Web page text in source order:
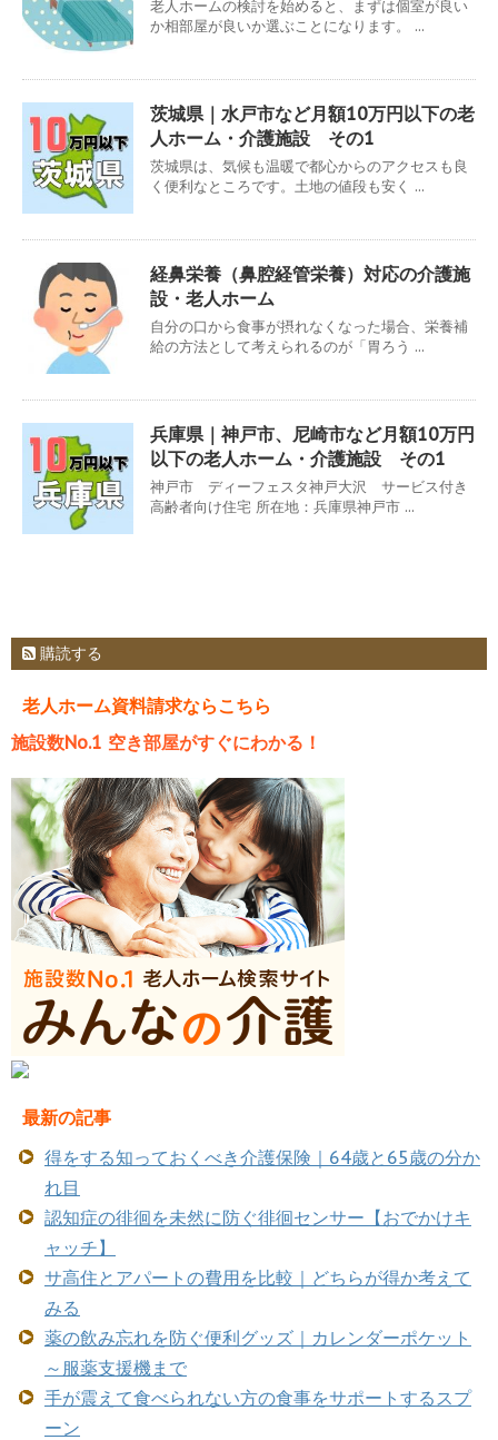
老人ホームの検討を始めると、まずは個室が良い
か相部屋が良いか選ぶことになります。 ...
茨城県｜水戸市など月額10万円以下の老
人ホーム・介護施設 その1
茨城県は、気候も温暖で都心からのアクセスも良
く便利なところです。土地の値段も安く ...
経鼻栄養（鼻腔経管栄養）対応の介護施
設・老人ホーム
自分の口から食事が摂れなくなった場合、栄養補
給の方法として考えられるのが「胃ろう ...
兵庫県｜神戸市、尼崎市など月額10万円
以下の老人ホーム・介護施設 その1
神戸市 ディーフェスタ神戸大沢 サービス付き
高齢者向け住宅 所在地：兵庫県神戸市 ...
購読する
老人ホーム資料請求ならこちら
施設数No.1 空き部屋がすぐにわかる！
最新の記事
得をする知っておくべき介護保険｜64歳と65歳の分か
れ目
認知症の徘徊を未然に防ぐ徘徊センサー【おでかけキ
ャッチ】
サ高住とアパートの費用を比較｜どちらが得か考えて
みる
薬の飲み忘れを防ぐ便利グッズ｜カレンダーポケット
～服薬支援機まで
手が震えて食べられない方の食事をサポートするスプ
ーン